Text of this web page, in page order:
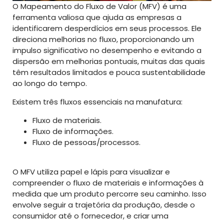
O Mapeamento do Fluxo de Valor (MFV) é uma
ferramenta valiosa que ajuda as empresas a
identificarem desperdícios em seus processos. Ele
direciona melhorias no fluxo, proporcionando um
impulso significativo no desempenho e evitando a
dispersão em melhorias pontuais, muitas das quais
têm resultados limitados e pouca sustentabilidade
ao longo do tempo.
Existem três fluxos essenciais na manufatura:
Fluxo de materiais.
Fluxo de informações.
Fluxo de pessoas/processos.
O MFV utiliza papel e lápis para visualizar e
compreender o fluxo de materiais e informações à
medida que um produto percorre seu caminho. Isso
envolve seguir a trajetória da produção, desde o
consumidor até o fornecedor, e criar uma